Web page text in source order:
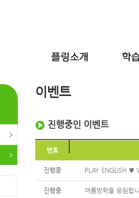
이벤트
진행중인 이벤트
번호
진행중 PLAY ENGLISH ♥
진행중 여름방학을 응원